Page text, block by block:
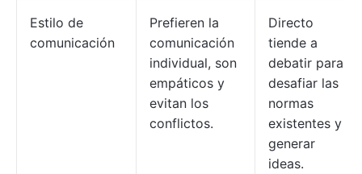
Estilo de
comunicación
Prefieren la
comunicación
individual, son
empáticos y
evitan los
conflictos.
Directo
tiende a
debatir para
desafiar las
normas
existentes y
generar
ideas.